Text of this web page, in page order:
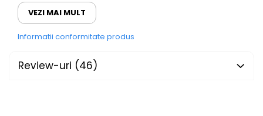
automatice!
Un sanctuar perfect pentru ceasurile tale
CONFECȚIONATĂ DIN MATERIALE
PREMIUM: LEMN MASIV FINISAT IMPECABIL, PIELE
VEZI MAI MULT
Informatii conformitate produs
Review-uri (46)